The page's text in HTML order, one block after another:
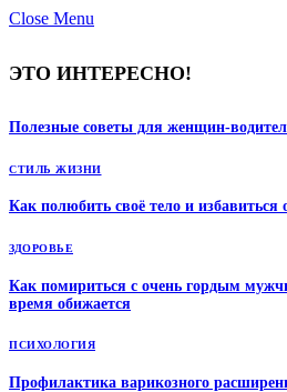
Close Menu
ЭТО ИНТЕРЕСНО!
Полезные советы для женщин-
СТИЛЬ ЖИЗНИ
Как полюбить своё тело и избавиться
ЗДОРОВЬЕ
Как помириться с очень гордым
время обижается
ПСИХОЛОГИЯ
Профилактика варикозного